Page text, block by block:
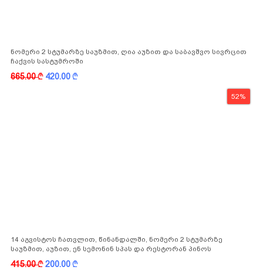
ნომერი 2 სტუმარზე საუზმით, ღია აუზით და საბავშვო სივრცით
ჩაქვის სასტუმროში
665.00k 420.00k
52%
14 აგვისტოს ჩათვლით, წინანდალში, ნომერი 2 სტუმარზე
საუზმით, აუზით, ენ სემონინ სპას და რესტორან პინოს
ფასდაკლებით
415.00k200.00k